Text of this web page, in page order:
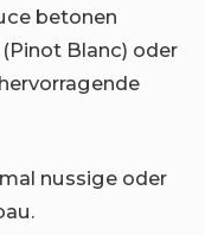
betonen
(Pinot Blanc) oder
nussige oder